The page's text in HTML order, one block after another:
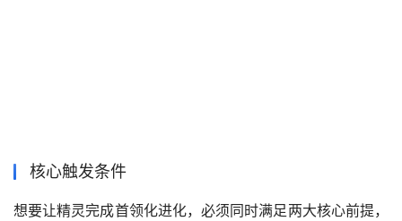
核心触发条件
想要让精灵完成首领化进化，必须同时满足两大核心前提，